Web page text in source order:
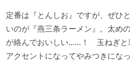
定番は『とんしお』ですが、ぜひ
いのが『燕三条ラーメン』。太め
が絡んでおいしい……！ 玉ねぎと
アクセントになってやみつきにな